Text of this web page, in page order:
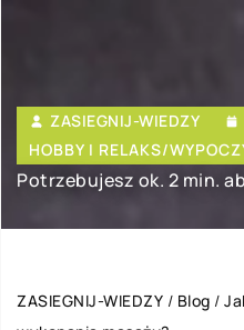
ZASIEGNIJ-WIEDZY
HOBBY I RELAKS/
Potrzebujesz ok. 2 min.
ZASIEGNIJ-WIEDZY / Blog /